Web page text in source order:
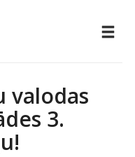
valodas
3.